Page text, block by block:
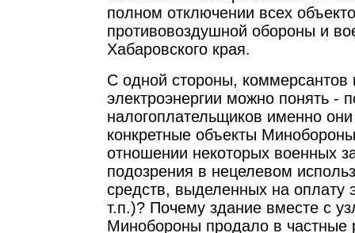
полном отключении всех
противовоздушной обороны и
Хабаровского края.
С одной стороны, коммерсантов
электроэнергии можно понять -
налогоплательщиков именно
конкретные объекты
отношении некоторых военных
подозрения в нецелевом
средств, выделенных на оплату
т.п.)? Почему здание вместе с
Минобороны продало в частные